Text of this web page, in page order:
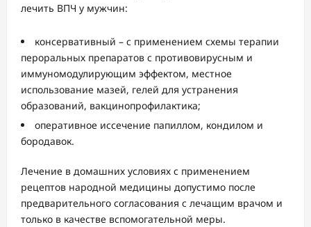
лечить ВПЧ у мужчин:
консервативный – с применением схемы терапии
пероральных препаратов с противовирусным и
иммуномодулирующим эффектом, местное
использование мазей, гелей для устранения
образований, вакцинопрофилактика;
оперативное иссечение папиллом, кондилом и
бородавок.
Лечение в домашних условиях с применением
рецептов народной медицины допустимо после
предварительного согласования с лечащим врачом и
только в качестве вспомогательной меры.